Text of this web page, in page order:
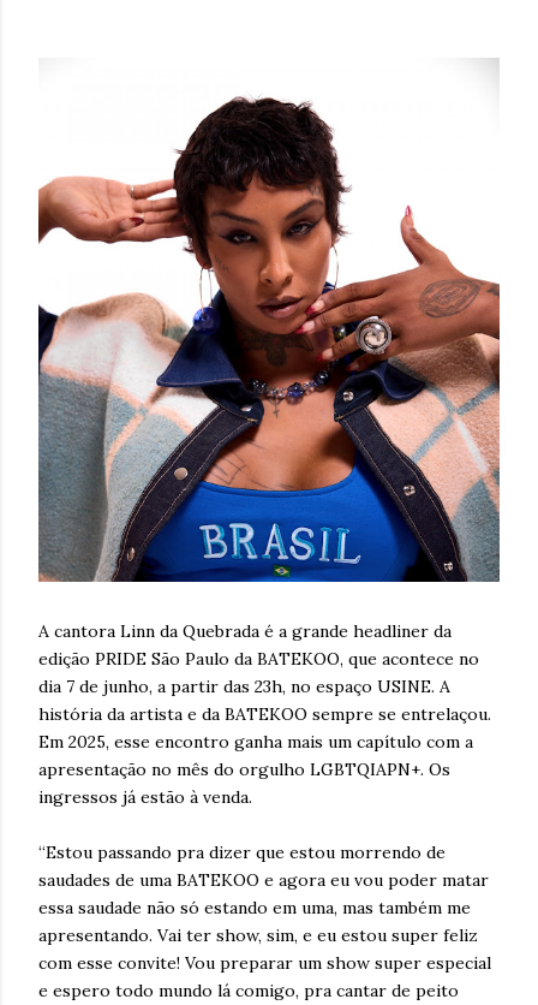
A cantora Linn da Quebrada é a grande headliner da
edição PRIDE São Paulo da BATEKOO, que acontece no
dia 7 de junho, a partir das 23h, no espaço USINE. A
história da artista e da BATEKOO sempre se entrelaçou.
Em 2025, esse encontro ganha mais um capítulo com a
apresentação no mês do orgulho LGBTQIAPN+. Os
ingressos já estão à venda.
“Estou passando pra dizer que estou morrendo de
saudades de uma BATEKOO e agora eu vou poder matar
essa saudade não só estando em uma, mas também me
apresentando. Vai ter show, sim, e eu estou super feliz
com esse convite! Vou preparar um show super especial
e espero todo mundo lá comigo, pra cantar de peito